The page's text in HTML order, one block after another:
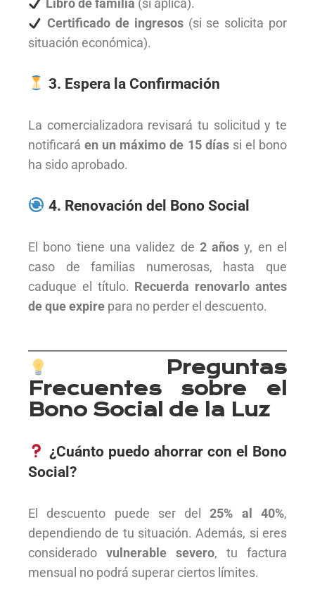
Libro de familia (si aplica).
Certificado de ingresos(si se solicita por
situación económica).
3. Espera la Confirmación
La comercializadora revisará tu solicitud y te
notificaráen un máximo de 15 díassi el bono
ha sido aprobado.
4. Renovación del Bono Social
El bono tiene una validez de 2 años y, en el
caso de familias numerosas, hasta que
caduque el título. Recuerda renovarlo antes
de que expire para no perder el descuento.
Preguntas
Frecuentes sobre el
Bono Social de la Luz
¿Cuánto puedo ahorrar con el Bono
Social?
El descuento puede ser del25% al 40%,
dependiendo de tu situación. Además, si eres
considerado vulnerable severo, tu factura
mensual no podrá superar ciertos límites.